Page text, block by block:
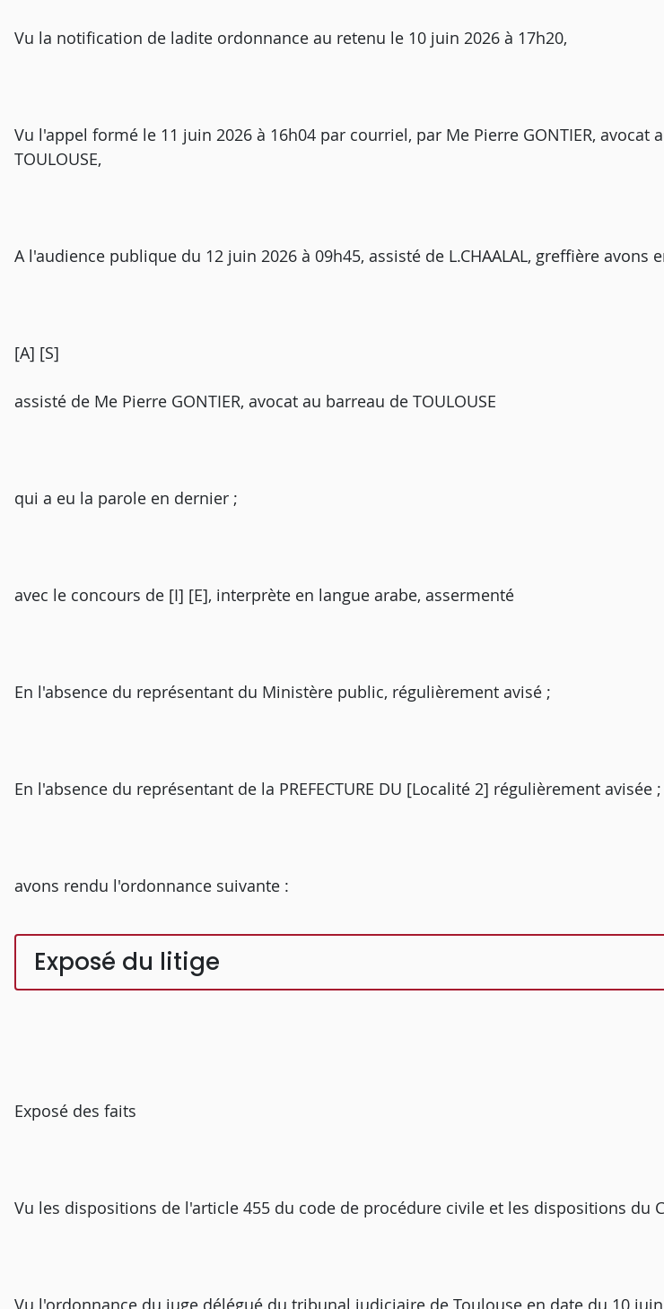
Vu la notification de ladite ordonnance au retenu le 10 juin 2026 à 17h20,
Vu l'appel formé le 11 juin 2026 à 16h04 par courriel, par Me Pierre GONTIER, avocat
TOULOUSE,
A l'audience publique du 12 juin 2026 à 09h45, assisté de L.CHAALAL, greffière avons
[A] [S]
assisté de Me Pierre GONTIER, avocat au barreau de TOULOUSE
qui a eu la parole en dernier ;
avec le concours de [I] [E], interprète en langue arabe, assermenté
En l'absence du représentant du Ministère public, régulièrement avisé ;
En l'absence du représentant de la PREFECTURE DU [Localité 2] régulièrement avisée ;
avons rendu l'ordonnance suivante :
Exposé du litige
Exposé des faits
Vu les dispositions de l'article 455 du code de procédure civile et les dispositions du
Vu l'ordonnance du juge délégué du tribunal judiciaire de Toulouse en date du 10 juin